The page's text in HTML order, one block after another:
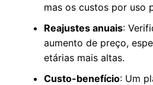
mas os custos por uso
Reajustes anuais:
aumento de preço,
etárias mais altas.
Custo-benefício: Um